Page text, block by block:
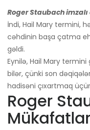
Roger Staubach
İndi, Hail Mary termini,
cəhdinin başa çatma
gəldi.
Eynilə, Hail Mary
bilər, çünki son
hadisəni çıxartmaq
Roger